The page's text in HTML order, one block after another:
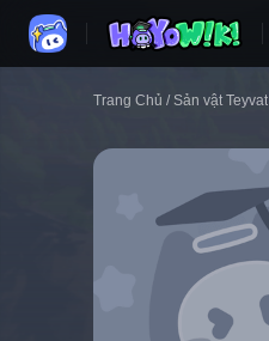
Trang Chủ / Sản vật Teyvat